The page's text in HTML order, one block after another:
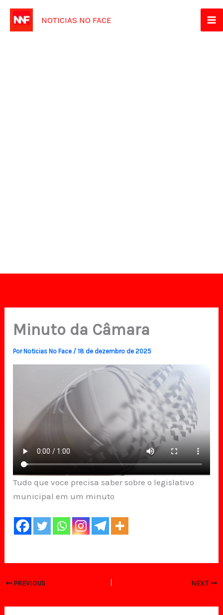
para
NOTICIAS NO FACE
Minuto da Câmara
PorNoticias No Face /18 de dezembro de 2025
Tudo que voce precisa saber sobre o legislativo
municipal em um minuto
PREVIOUS NEXT